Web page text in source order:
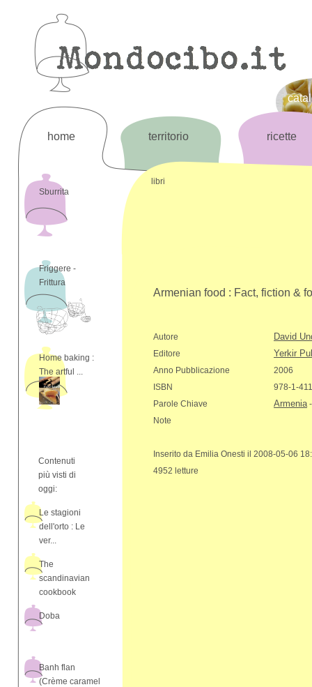
home territorio ricette
Sburrita
Friggere -
Frittura
Home baking :
The artful ...
Contenuti
più visti di
oggi:
Le stagioni
dell'orto : Le
ver...
The
scandinavian
cookbook
Doba
Banh flan
(Crème caramel
libri
Armenian food : Fact, fiction &
Autore David
Editore Yerkir
Anno Pubblicazione
2006
ISBN
978-1-
Parole Chiave
Armenia
Note
Inserito da Emilia Onesti il 2008-05-06
4952 letture